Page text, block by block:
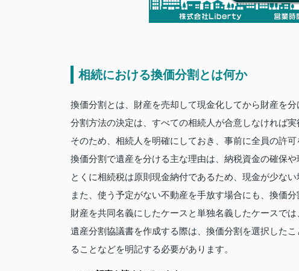
相続における換価分割とは何か
換価分割とは、財産を売却して現金化してから財産を分
分割方法の決定は、すべての相続人が合意しなければ実
そのため、相続人を明確にしておき、事前に全員の許可
換価分割で遺産を分ける主な理由は、納税資金の確保
とくに相続税は原則現金納付であるため、現金が少な
また、使う予定がない不動産を手放す場合にも、換価分
財産を共同名義にしたケースと単独名義したケースで
遺産分割協議書を作成する際は、換価分割を選択した
ることなどを明記する必要があります。